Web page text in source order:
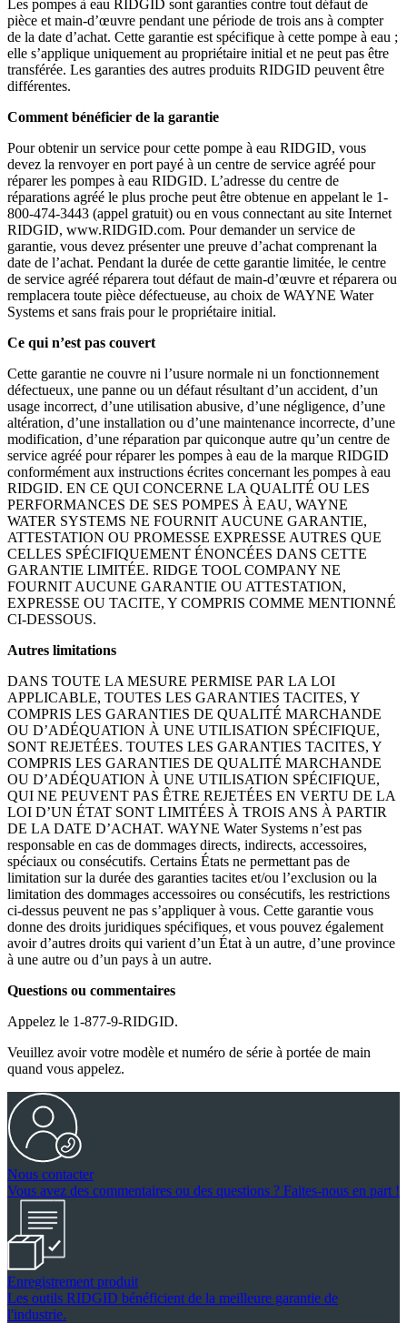
Les pompes à eau RIDGID sont garanties contre tout défaut de
pièce et main-d’œuvre pendant une période de trois ans à compter
de la date d’achat. Cette garantie est spécifique à cette pompe à eau ;
elle s’applique uniquement au propriétaire initial et ne peut pas être
transférée. Les garanties des autres produits RIDGID peuvent être
différentes.
Comment bénéficier de la garantie
Pour obtenir un service pour cette pompe à eau RIDGID, vous
devez la renvoyer en port payé à un centre de service agréé pour
réparer les pompes à eau RIDGID. L’adresse du centre de
réparations agréé le plus proche peut être obtenue en appelant le 1-
800-474-3443 (appel gratuit) ou en vous connectant au site Internet
RIDGID, www.RIDGID.com. Pour demander un service de
garantie, vous devez présenter une preuve d’achat comprenant la
date de l’achat. Pendant la durée de cette garantie limitée, le centre
de service agréé réparera tout défaut de main-d’œuvre et réparera ou
remplacera toute pièce défectueuse, au choix de WAYNE Water
Systems et sans frais pour le propriétaire initial.
Ce qui n’est pas couvert
Cette garantie ne couvre ni l’usure normale ni un fonctionnement
défectueux, une panne ou un défaut résultant d’un accident, d’un
usage incorrect, d’une utilisation abusive, d’une négligence, d’une
altération, d’une installation ou d’une maintenance incorrecte, d’une
modification, d’une réparation par quiconque autre qu’un centre de
service agréé pour réparer les pompes à eau de la marque RIDGID
conformément aux instructions écrites concernant les pompes à eau
RIDGID. EN CE QUI CONCERNE LA QUALITÉ OU LES
PERFORMANCES DE SES POMPES À EAU, WAYNE
WATER SYSTEMS NE FOURNIT AUCUNE GARANTIE,
ATTESTATION OU PROMESSE EXPRESSE AUTRES QUE
CELLES SPÉCIFIQUEMENT ÉNONCÉES DANS CETTE
GARANTIE LIMITÉE. RIDGE TOOL COMPANY NE
FOURNIT AUCUNE GARANTIE OU ATTESTATION,
EXPRESSE OU TACITE, Y COMPRIS COMME MENTIONNÉ
CI-DESSOUS.
Autres limitations
DANS TOUTE LA MESURE PERMISE PAR LA LOI
APPLICABLE, TOUTES LES GARANTIES TACITES, Y
COMPRIS LES GARANTIES DE QUALITÉ MARCHANDE
OU D’ADÉQUATION À UNE UTILISATION SPÉCIFIQUE,
SONT REJETÉES. TOUTES LES GARANTIES TACITES, Y
COMPRIS LES GARANTIES DE QUALITÉ MARCHANDE
OU D’ADÉQUATION À UNE UTILISATION SPÉCIFIQUE,
QUI NE PEUVENT PAS ÊTRE REJETÉES EN VERTU DE LA
LOI D’UN ÉTAT SONT LIMITÉES À TROIS ANS À PARTIR
DE LA DATE D’ACHAT. WAYNE Water Systems n’est pas
responsable en cas de dommages directs, indirects, accessoires,
spéciaux ou consécutifs. Certains États ne permettant pas de
limitation sur la durée des garanties tacites et/ou l’exclusion ou la
limitation des dommages accessoires ou consécutifs, les restrictions
ci-dessus peuvent ne pas s’appliquer à vous. Cette garantie vous
donne des droits juridiques spécifiques, et vous pouvez également
avoir d’autres droits qui varient d’un État à un autre, d’une province
à une autre ou d’un pays à un autre.
Questions ou commentaires
Appelez le 1-877-9-RIDGID.
Veuillez avoir votre modèle et numéro de série à portée de main
quand vous appelez.
Nous contacter
Vous avez des commentaires ou des questions ? Faites-nous en part !
Enregistrement produit
Les outils RIDGID bénéficient de la meilleure garantie de
l'industrie.